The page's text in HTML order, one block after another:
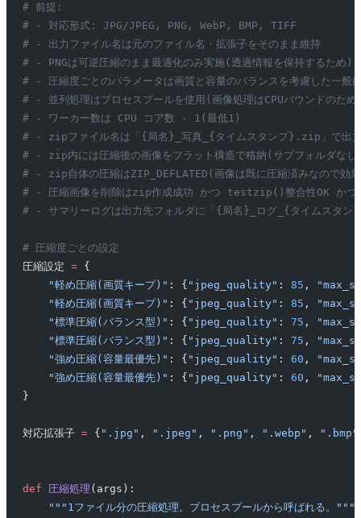
# 前提:
# - 対応形式: JPG/JPEG, PNG, WebP, BMP, TIFF
# - 出力ファイル名は元のファイル名・拡張子をそのまま維持
# - PNGは可逆圧縮のまま最適化のみ実施(透過情報を保持するため)
# - 圧縮度ごとのパラメータは画質と容量のバランスを考慮した一般
# - 並列処理はプロセスプールを使用(画像処理はCPUバウンドのた
# - ワーカー数は CPU コア数 - 1(最低1)
# - zipファイル名は「{局名}_写真_{タイムスタンプ}.zip」で出力
# - zip内には圧縮後の画像をフラット構造で格納(サブフォルダな
# - zip自体の圧縮はZIP_DEFLATED(画像は既に圧縮済みなので効
# - 圧縮画像を削除はzip作成成功 かつ testzip()整合性OK かつ
# - サマリーログは出力先フォルダに「{局名}_ログ_{タイムスタ
# 圧縮度ごとの設定
圧縮設定 = {
    "軽め圧縮(画質キープ)"
: { "jpeg_quality" : 85 ,
    "軽め圧縮(画質キープ)"
: { "jpeg_quality" : 85 ,
    "標準圧縮(バランス型)"
: { "jpeg_quality" : 75 ,
    "標準圧縮(バランス型)"
: { "jpeg_quality" : 75 ,
    "強め圧縮(容量最優先)"
: { "jpeg_quality" : 60 ,
    "強め圧縮(容量最優先)"
: { "jpeg_quality" : 60 ,
}
対応拡張子 = { ".jpg" , ".jpeg" , ".png" , ".webp" , ".bmp"
def 圧縮処理 (args):
    """1ファイル分の圧縮処理。プロセスプールから呼ばれる。"""